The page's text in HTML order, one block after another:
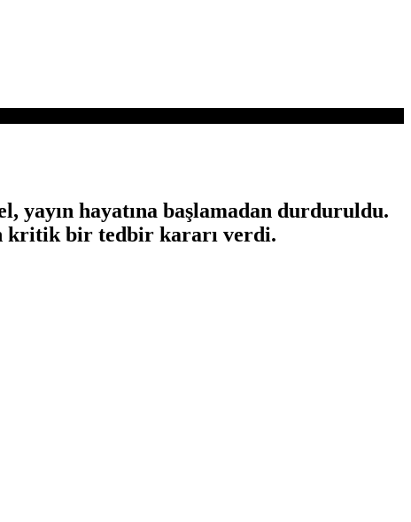
yayın hayatına başlamadan durduruldu.
kritik bir tedbir kararı verdi.